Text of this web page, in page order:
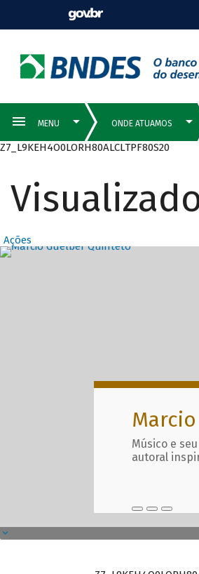
Z7_L9KEH4O0LORH80ALCLTPF80S20
Ações
Músico e
autoral